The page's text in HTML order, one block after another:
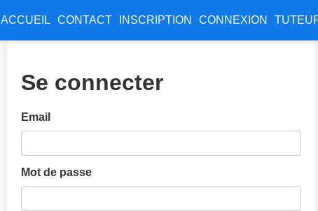
ACCUEIL CONTACT INSCRIPTION CONNEXION
Se connecter
Email
Mot de passe